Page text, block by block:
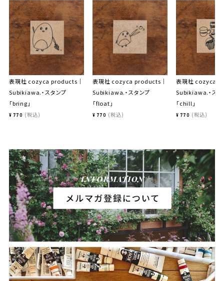
表現社 cozyca products｜
Subikiawa.・スタンプ
「bring」
¥ 770 税込
表現社 cozyca products｜
Subikiawa.・スタンプ
「float」
¥ 770 税込
表現社 cozyca
Subikiawa.・スタ
「chill」
¥ 770 税込